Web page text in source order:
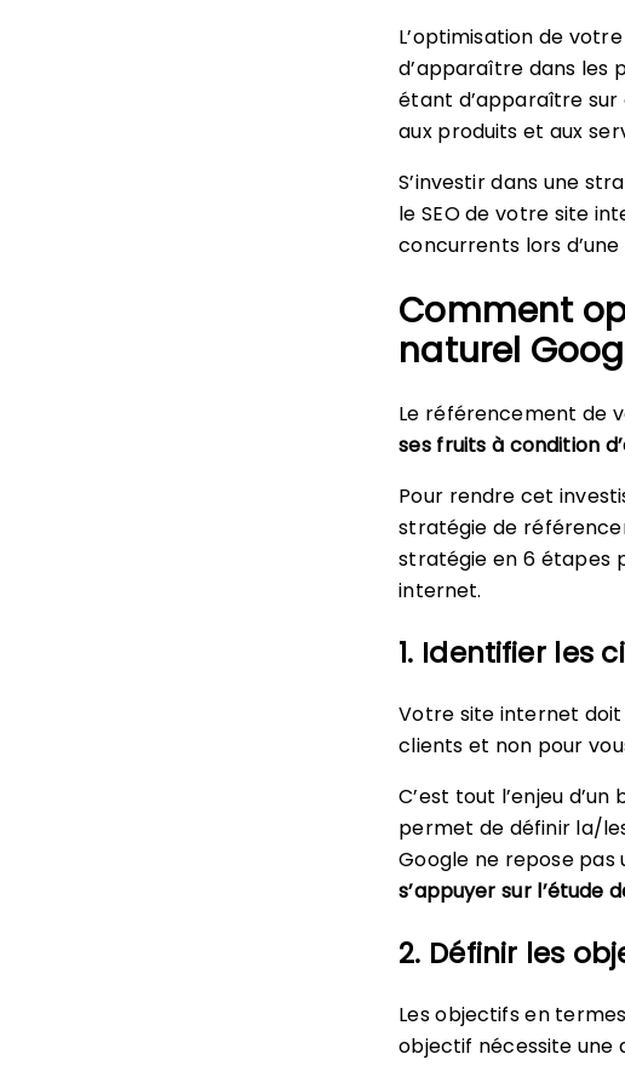
L’optimisation de votre
d’apparaître dans les
étant d’apparaître sur
aux produits et aux
S’investir dans une
le SEO de votre site
concurrents lors
Comment
naturel
Le référencement de
ses fruits à condition
Pour rendre cet
stratégie de
stratégie en 6 étapes
internet.
1. Identifier les
Votre site internet doit
clients et non pour
C’est tout l’enjeu
permet de définir la/
Google ne repose pas
s’appuyer sur l’étude
2. Définir les
Les objectifs en
objectif nécessite une